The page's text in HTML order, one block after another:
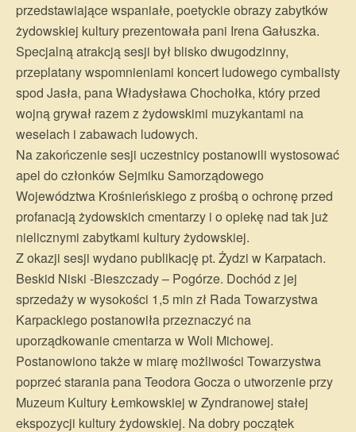
przedstawiające wspaniałe, poetyckie obrazy zabytków
żydowskiej kultury prezentowała pani Irena Gałuszka.
Specjalną atrakcją sesji był blisko dwugodzinny,
przeplatany wspomnieniami koncert ludowego cymbalisty
spod Jasła, pana Władysława Chochołka, który przed
wojną grywał razem z żydowskimi muzykantami na
weselach i zabawach ludowych.
Na zakończenie sesji uczestnicy postanowili wystosować
apel do członków Sejmiku Samorządowego
Województwa Krośnieńskiego z prośbą o ochronę przed
profanacją żydowskich cmentarzy i o opiekę nad tak już
nielicznymi zabytkami kultury żydowskiej.
Z okazji sesji wydano publikację pt. Żydzi w Karpatach.
Beskid Niski -Bieszczady – Pogórze. Dochód z jej
sprzedaży w wysokości 1,5 min zł Rada Towarzystwa
Karpackiego postanowiła przeznaczyć na
uporządkowanie cmentarza w Woli Michowej.
Postanowiono także w miarę możliwości Towarzystwa
poprzeć starania pana Teodora Gocza o utworzenie przy
Muzeum Kultury Łemkowskiej w Zyndranowej stałej
ekspozycji kultury żydowskiej. Na dobry początek